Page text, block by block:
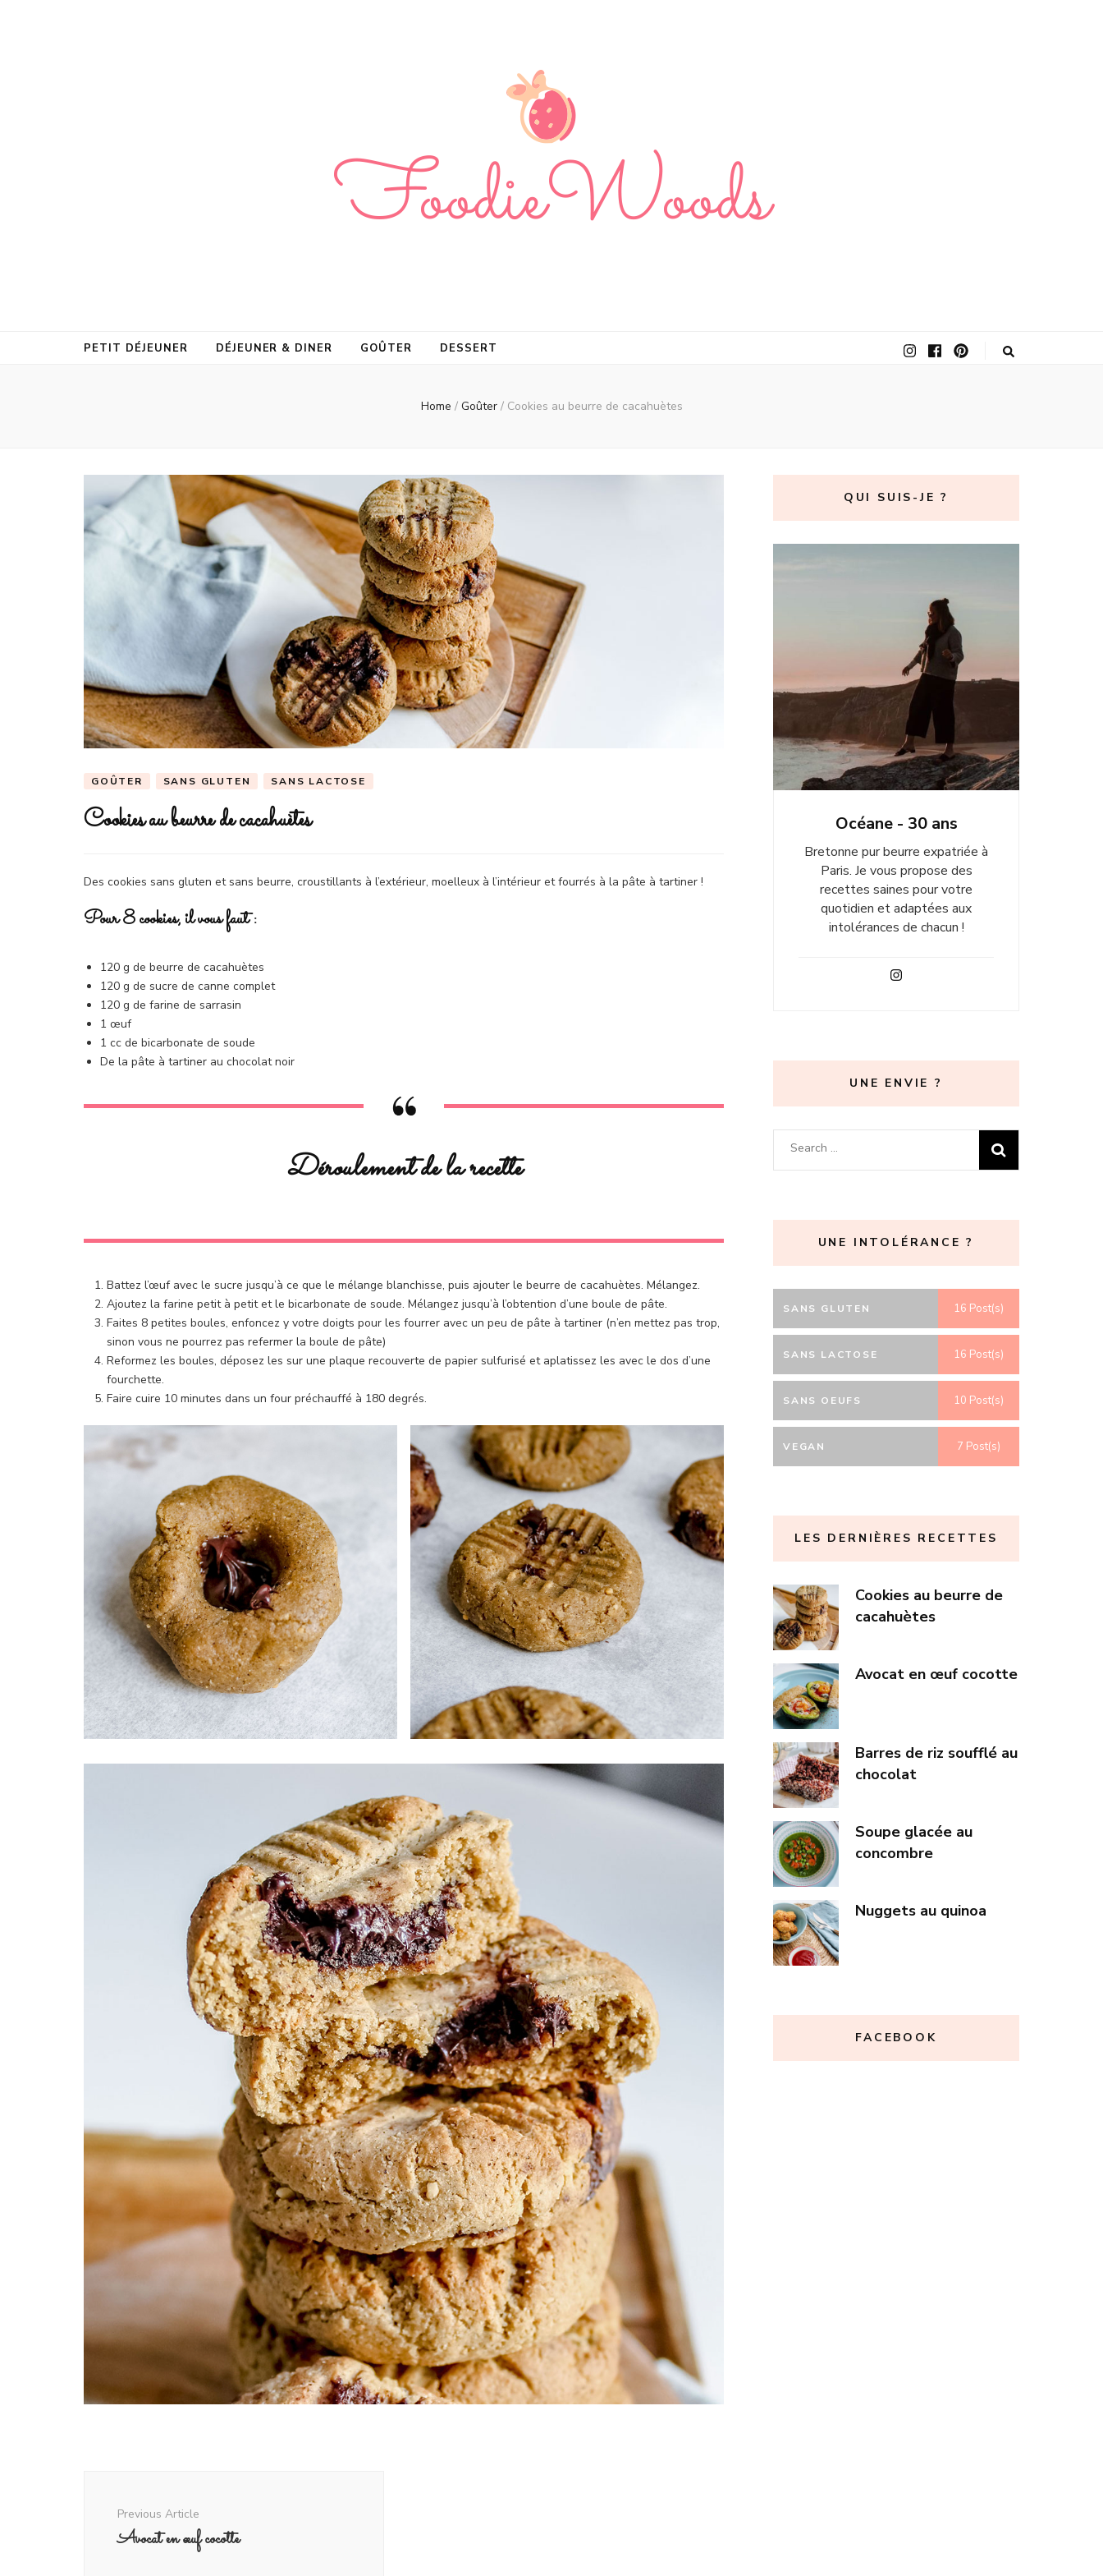
PETIT DÉJEUNER DÉJEUNER & DINER GOÛTER DESSERT
Home / Goûter / Cookies au beurre de cacahuètes
GOÛTER SANS GLUTEN SANS LACTOSE
Cookies au beurre de cacahuètes
Des cookies sans gluten et sans beurre, croustillants à l’extérieur, moelleux à l’intérieur et fourrés à la pâte à tartiner !
Pour 8 cookies, il vous faut:
120 g de beurre de cacahuètes
120 g de sucre de canne complet
120 g de farine de sarrasin
1 œuf
1 cc de bicarbonate de soude
De la pâte à tartiner au chocolat noir
Déroulement de la recette
Battez l’œuf avec le sucre jusqu’à ce que le mélange blanchisse, puis ajouter le beurre de cacahuètes. Mélangez.
Ajoutez la farine petit à petit et le bicarbonate de soude. Mélangez jusqu’à l’obtention d’une boule de pâte.
Faites 8 petites boules, enfoncez y votre doigts pour les fourrer avec un peu de pâte à tartiner (n’en mettez pas trop,
sinon vous ne pourrez pas refermer la boule de pâte)
Reformez les boules, déposez les sur une plaque recouverte de papier sulfurisé et aplatissez les avec le dos d’une
fourchette.
Faire cuire 10 minutes dans un four préchauffé à 180 degrés.
Previous Article
Avocat en œuf cocotte
QUI SUIS-JE ?
Océane - 30 ans
Bretonne pur beurre expatriée à
Paris. Je vous propose des
recettes saines pour votre
quotidien et adaptées aux
intolérances de chacun !
UNE ENVIE ?
Search
for:
UNE INTOLÉRANCE ?
SANS GLUTEN 16 Post(s)
SANS LACTOSE 16 Post(s)
SANS OEUFS 10 Post(s)
VEGAN 7 Post(s)
LES DERNIÈRES RECETTES
Cookies au beurre de
cacahuètes
Avocat en œuf cocotte
Barres de riz soufflé au
chocolat
Soupe glacée au
concombre
Nuggets au quinoa
FACEBOOK